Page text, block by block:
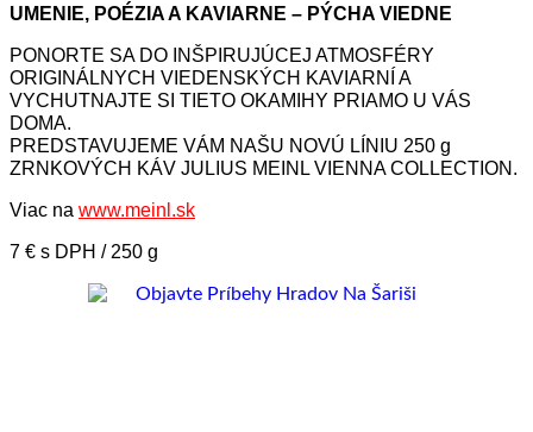
UMENIE, POÉZIA A KAVIARNE – PÝCHA VIEDNE
PONORTE SA DO INŠPIRUJÚCEJ ATMOSFÉRY
ORIGINÁLNYCH VIEDENSKÝCH KAVIARNÍ A
VYCHUTNAJTE SI TIETO OKAMIHY PRIAMO U VÁS
DOMA.
PREDSTAVUJEME VÁM NAŠU NOVÚ LÍNIU 250 g
ZRNKOVÝCH KÁV JULIUS MEINL VIENNA COLLECTION.
Viac na www.meinl.sk
7 € s DPH / 250 g